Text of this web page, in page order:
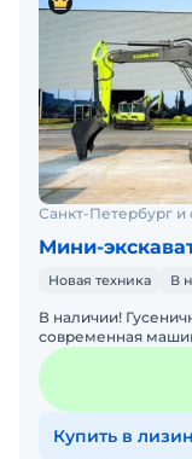
Санкт-Петербург и
Мини-
Новая техника В
В наличии!
современная
выполнения
земля
Купить в